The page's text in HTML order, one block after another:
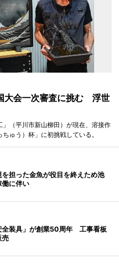
大会一次審査に挑む 浮世
（平川市新山柳田）が現在、溶接作
ゅう）杯」に初挑戦している。
担った金魚が役目を終えため池
に伴い
全装具」が創業50周年 工事看板
売